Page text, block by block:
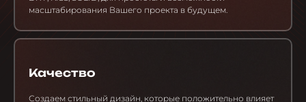
масштабирования Вашего проекта в будущем.
Качество
Создаем стильный дизайн, которые положительно влияет